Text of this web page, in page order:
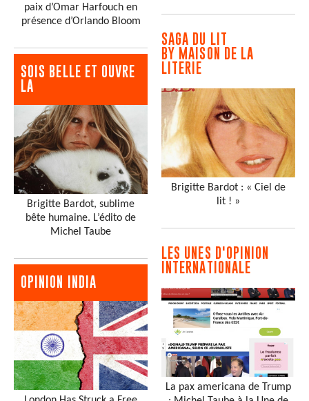
paix d’Omar Harfouch en
présence d’Orlando Bloom
SOIS BELLE ET OUVRE
LA
Brigitte Bardot, sublime
bête humaine. L’édito de
Michel Taube
OPINION INDIA
SAGA DU LIT
BY MAISON DE LA
LITERIE
Brigitte Bardot : « Ciel de
lit ! »
LES UNES D'OPINION
INTERNATIONALE
La pax americana de Trump